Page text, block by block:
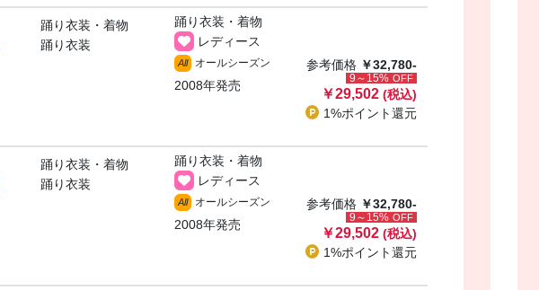
踊り衣装・着物
踊り衣装
踊り衣装・着物
レディース
All オールシーズン
2008年発売
参考価格 ￥32,780-
9～15% OFF
￥29,502 (税込)
1%ポイント還元
踊り衣装・着物
踊り衣装
踊り衣装・着物
レディース
All オールシーズン
2008年発売
参考価格 ￥32,780-
9～15% OFF
￥29,502 (税込)
1%ポイント還元